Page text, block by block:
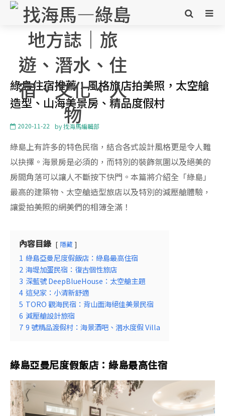
綠島住宿推薦：風格旅店拍美照，太空艙
造型、山海美景房、精品度假村
2020-11-22 by找海馬編輯部
綠島上有許多的特色民宿，結合各式設計風格更是令人難
以抉擇。海景房是必須的，而特別的裝飾氛圍以及絕美的
房間角落可以讓人不斷按下快門。本篇將介紹全「綠島」
最高的建築物、太空艙造型旅店以及特別的減壓艙體驗，
讓愛拍美照的網美們的相簿全滿！
內容目錄 隱藏
1 綠島亞曼尼度假飯店：綠島最高住宿
2 海堤加蛋民宿：復古個性旅店
3 深藍號 DeepBlueHouse：太空艙主題
4 這兒家：小清新舒適
5 TORO 觀海民宿：背山面海絕佳美景民宿
6 減壓艙設計旅宿
7 9 號精品渡假村：海景酒吧、潛水度假 Villa
綠島亞曼尼度假飯店：綠島最高住宿